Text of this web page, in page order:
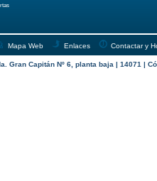
Mapa Web Enlaces Contactar y
Gran Capitán Nº 6, planta baja | 14071 |